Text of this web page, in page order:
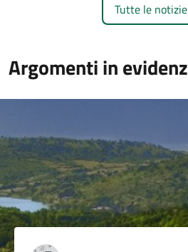
Tutte le notizie
Argomenti in